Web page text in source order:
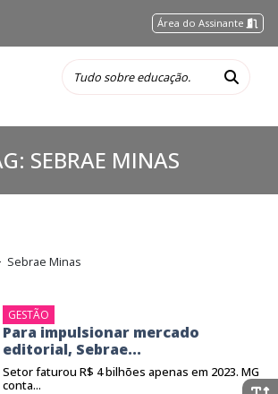
Área do Assinante
SEBRAE MINAS
Sebrae Minas
GESTÃO
Para impulsionar mercado
editorial, Sebrae...
Setor faturou R$ 4 bilhões apenas em 2023. MG
conta...